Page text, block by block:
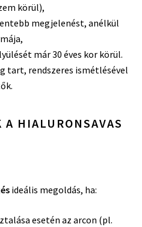
körül),
megjelenést, anélkül
már 30 éves kor körül.
tart, rendszeres ismétlésével
HIALURONSAVAS
ideális megoldás, ha:
esetén az arcon (pl.